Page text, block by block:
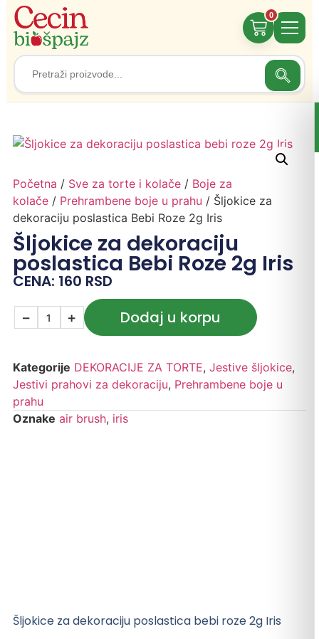
Search
for:
0
Početna / Sve za torte i kolače/ Boje za
kolače/ Prehrambene boje u prahu / Šljokice za
dekoraciju poslastica Bebi Roze 2g Iris
Šljokice za dekoraciju
poslastica Bebi Roze 2g Iris
CENA: 160 RSD
− + Dodaj u korpu
Kategorije DEKORACIJE ZA TORTE, Jestive šljokice,
Jestivi prahovi za dekoraciju, Prehrambene boje u
prahu
Oznake air brush, iris
Šljokice za dekoraciju poslastica bebi roze 2g Iris